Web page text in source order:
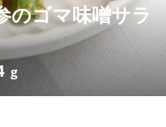
のゴマ味噌サラ
g